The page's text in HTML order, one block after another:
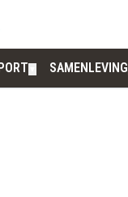
SAMENLEVING